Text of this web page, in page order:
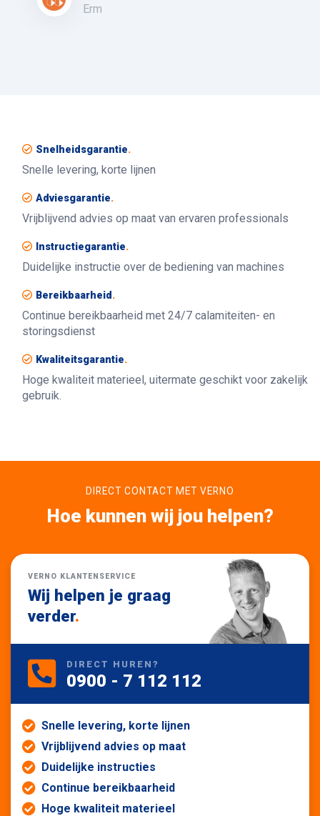
Erm
Snelheidsgarantie.
Snelle levering, korte lijnen
Adviesgarantie.
Vrijblijvend advies op maat van ervaren professionals
Instructiegarantie.
Duidelijke instructie over de bediening van machines
Bereikbaarheid .
Continue bereikbaarheid met 24/7 calamiteiten- en
storingsdienst
Kwaliteitsgarantie.
Hoge kwaliteit materieel, uitermate geschikt voor zakelijk
gebruik.
DIRECT CONTACT MET VERNO
Hoe kunnen wij jou helpen?
VERNO KLANTENSERVICE
Wij helpen je graag
verder.
DIRECT HUREN?
0900 - 7 112 112
Snelle levering, korte lijnen
Vrijblijvend advies op maat
Duidelijke instructies
Continue bereikbaarheid
Hoge kwaliteit materieel